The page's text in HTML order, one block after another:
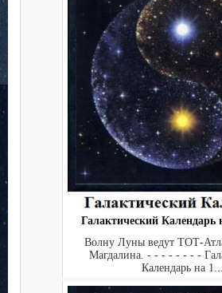
Галактический Календарь
Волну Луны ведут ТОТ-
Магдалина. - - - - - - - -
Календарь на 1...